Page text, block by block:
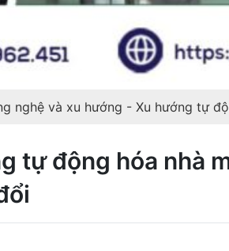
nghệ và xu hướng - Xu hướng tự
tự động hóa nhà